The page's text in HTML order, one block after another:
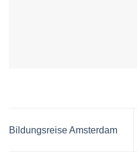
Bildungsreise Amsterdam